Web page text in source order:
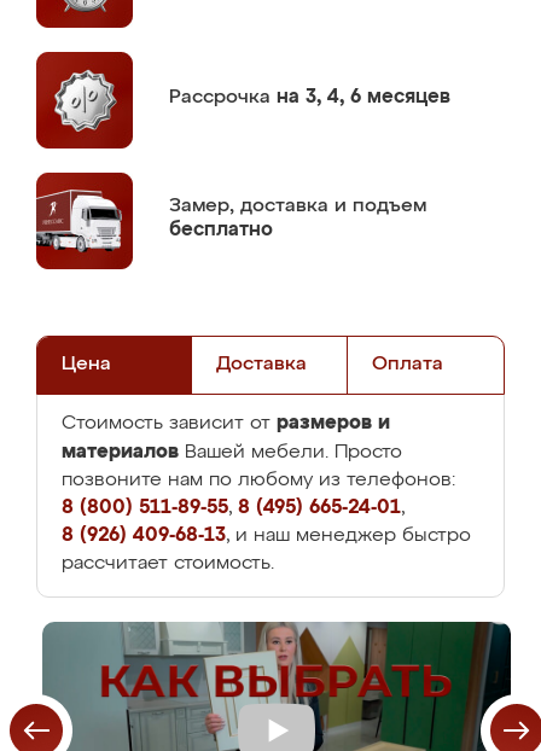
Рассрочка на 3, 4, 6 месяцев
Замер, доставка и подъем
бесплатно
Цена Доставка Оплата
Стоимость зависит от размеров и
материалов Вашей мебели. Просто
позвоните нам по любому из телефонов:
8 (800) 511-89-55, 8 (495) 665-24-01,
8 (926) 409-68-13, и наш менеджер быстро
рассчитает стоимость.